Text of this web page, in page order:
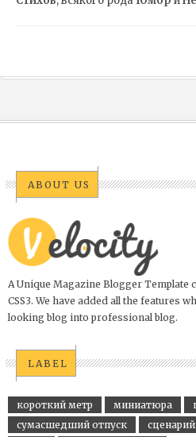
ABOUT US
A Unique Magazine Blogger Template
CSS3. We have added all the features
looking blog into professional blog.
LABEL
короткий метр миниатюра
сумасшедший отпуск
сценарий